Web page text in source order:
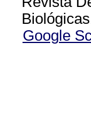
Google